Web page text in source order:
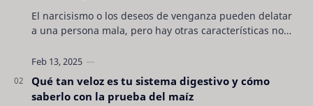
El narcisismo o los deseos de venganza pueden delatar
a una persona mala, pero hay otras características no
Qué tan veloz es tu sistema digestivo y cómo
saberlo con la prueba del maíz